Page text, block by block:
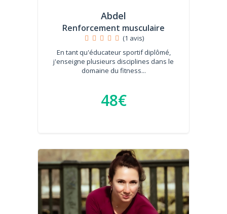
Abdel
Renforcement musculaire
(1 avis)
En tant qu'éducateur sportif diplômé,
j'enseigne plusieurs disciplines dans le
domaine du fitness...
48€